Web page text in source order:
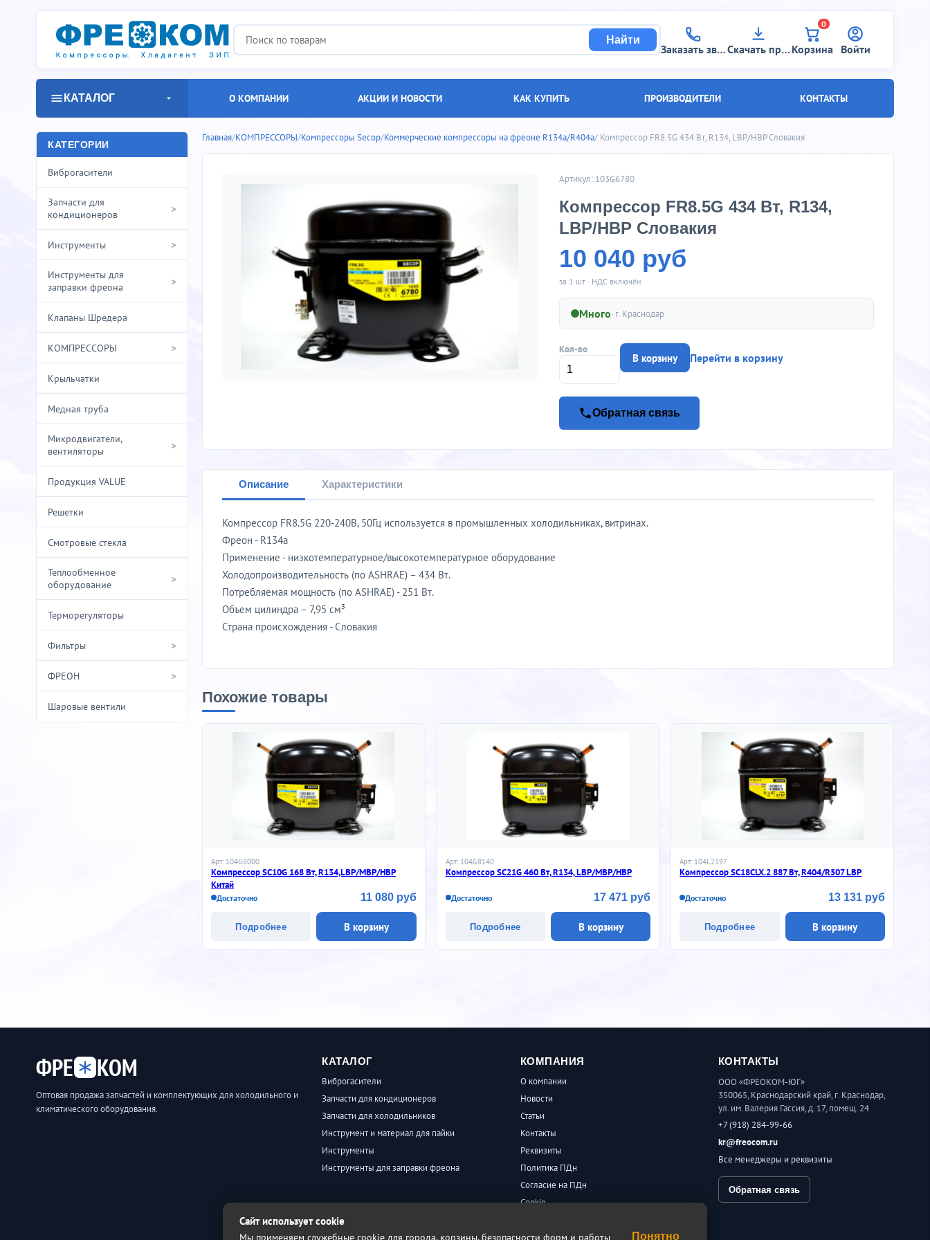
Найти
Заказать звонокСкачать прайс
0
Корзина Войти
КАТАЛОГ О КОМПАНИИ АКЦИИ И НОВОСТИ КАК КУПИТЬ ПРОИЗВОДИТЕЛИ КОНТАКТЫ
КАТЕГОРИИ
Виброгасители
Запчасти для
кондиционеров
>
Инструменты >
Инструменты для
заправки фреона
>
Клапаны Шредера
КОМПРЕССОРЫ >
Крыльчатки
Медная труба
Микродвигатели,
вентиляторы
>
Продукция VALUE
Решетки
Смотровые стекла
Теплообменное
оборудование
>
Терморегуляторы
Фильтры >
ФРЕОН >
Шаровые вентили
Главная/КОМПРЕССОРЫ/Компрессоры Secop/Коммерческие компрессоры на фреоне R134a/R404a/ Компрессор FR8.5G 434 Вт, R134, LBP/HBP Словакия
Артикул: 103G6780
Компрессор FR8.5G 434 Вт, R134,
LBP/HBP Словакия
10 040 руб
за 1 шт · НДС включён
Много· г. Краснодар
Кол-во
В корзину Перейти в корзину
Обратная связь
Описание Характеристики
Компрессор FR8.5G 220-240В, 50Гц используется в промышленных холодильниках, витринах.
Фреон - R134а
Применение - низкотемпературное/высокотемпературное оборудование
Холодопроизводительность (по ASHRAE) – 434 Вт.
Потребляемая мощность (по ASHRAE) - 251 Вт.
Объем цилиндра – 7,95 см³
Страна происхождения - Словакия
Похожие товары
Арт: 104G8000
Компрессор SC10G 168 Вт, R134,LBP/MBP/HBP
Китай
Достаточно 11 080 руб
Подробнее В корзину
Арт: 104G8140
Компрессор SC21G 460 Вт, R134, LBP/MBP/HBP
Достаточно 17 471 руб
Подробнее В корзину
Арт: 104L2197
Компрессор SC18CLX.2 887 Вт, R404/R507 LBP
Достаточно 13 131 руб
Подробнее В корзину
ФРЕ КОМ
Оптовая продажа запчастей и комплектующих для холодильного и
климатического оборудования.
КАТАЛОГ
Виброгасители
Запчасти для кондиционеров
Запчасти для холодильников
Инструмент и материал для пайки
Инструменты
Инструменты для заправки фреона
КОМПАНИЯ
О компании
Новости
Статьи
Контакты
Реквизиты
Политика ПДн
Согласие на ПДн
Cookie
Условия продажи
КОНТАКТЫ
ООО «ФРЕОКОМ-ЮГ»
350065, Краснодарский край, г. Краснодар,
ул. им. Валерия Гассия, д. 17, помещ. 24
+7 (918) 284-99-66
kr@freocom.ru
Все менеджеры и реквизиты
Обратная связь
Сайт использует cookie
Мы применяем служебные cookie для города, корзины, безопасности форм и работы Понятно